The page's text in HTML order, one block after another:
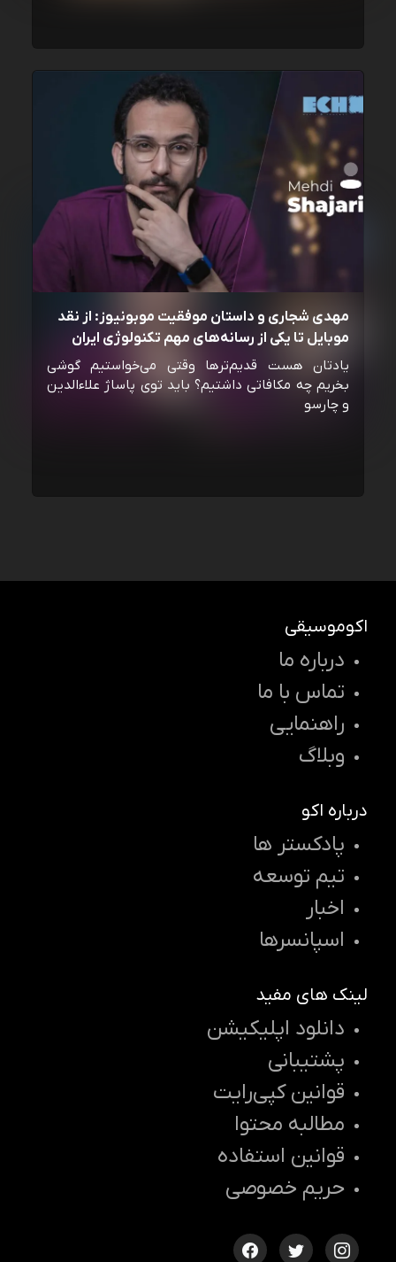
مهدی شجاری و داستان موفقیت موبونیوز: از نقد
موبایل تا یکی از رسانه‌‌های مهم تکنولوژی ایران
یادتان هست قدیم‌ترها وقتی می‌خواستیم گوشی
بخریم چه مکافاتی داشتیم؟ باید توی پاساژ علاءالدین
و چارسو
اکوموسیقی
درباره ما
تماس با ما
راهنمایی
وبلاگ
درباره اکو
پادکستر ها
تیم توسعه
اخبار
اسپانسرها
لینک های مفید
دانلود اپلیکیشن
پشتیبانی
قوانین کپی‌رایت
مطالبه محتوا
قوانین استفاده
حریم خصوصی